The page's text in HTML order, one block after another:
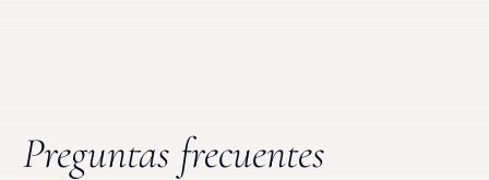
Preguntas frecuentes